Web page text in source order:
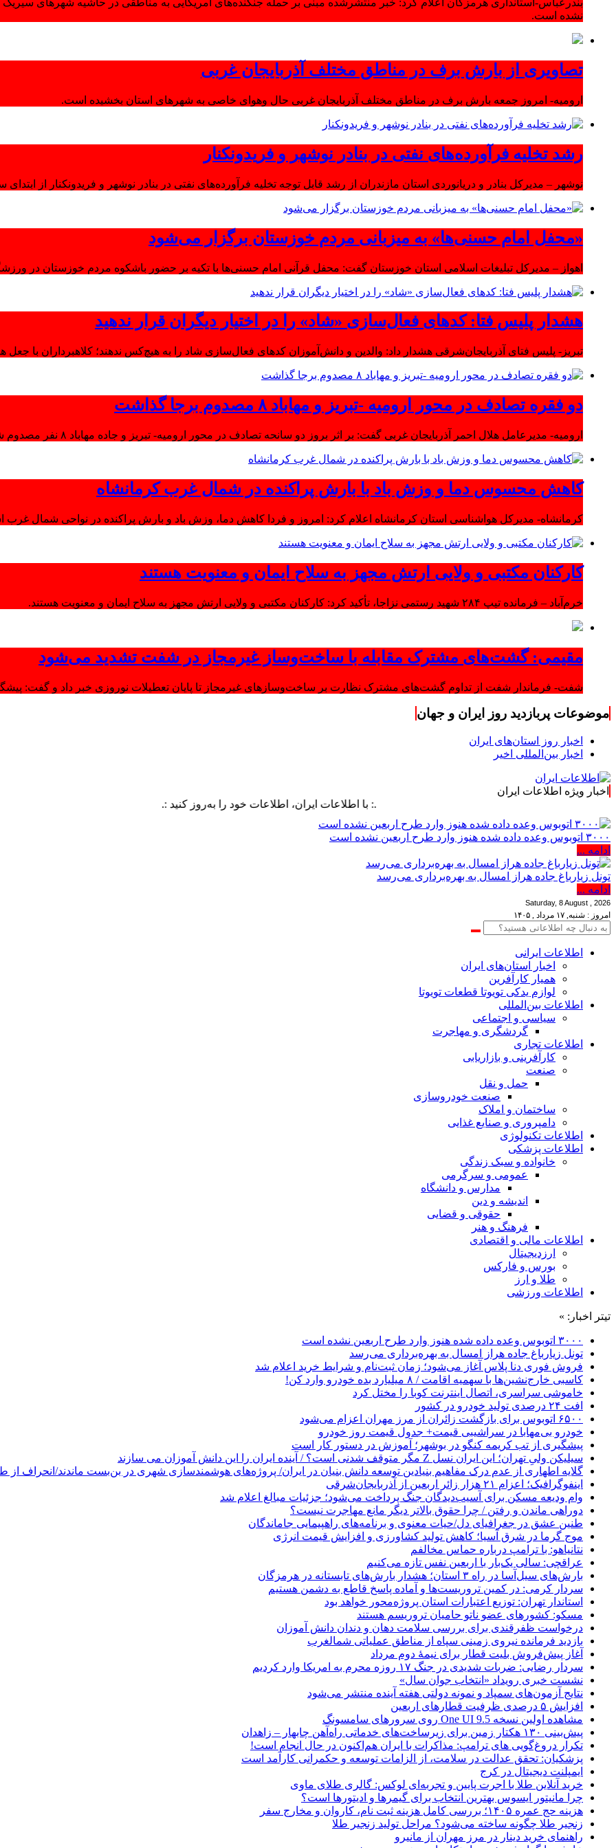
بندرعباس-استانداری هرمزگان اعلام کرد: خبر منتشرشده مبنی بر حمله جنگنده‌های آمریکایی به مناطقی در حاشیه شهرهای
نشده است.
تصاویری از بارش برف در مناطق مختلف آذربایجان غربی
ارومیه- امروز جمعه بارش برف در مناطق مختلف آذربایجان غربی حال وهوای خاصی به شهرهای استان بخشیده است.
رشد تخلیه فرآورده‌های نفتی در بنادر نوشهر و فریدونکنار
نوشهر – مدیرکل بنادر و دریانوردی استان مازندران از رشد قابل توجه تخلیه فرآورده‌های نفتی در بنادر نوشهر و فریدونکنار از
«محفل امام حسنی‌ها» به میزبانی مردم خوزستان برگزار می‌شود
اهواز – مدیرکل تبلیغات اسلامی استان خوزستان گفت: محفل قرآنی امام حسنی‌ها با تکیه بر حضور باشکوه مردم خوزستان در
هشدار پلیس فتا: کدهای فعال‌سازی «شاد» را در اختیار دیگران قرار ندهید
تبریز- پلیس فتای آذربایجان‌شرقی هشدار داد: والدین و دانش‌آموزان کدهای فعال‌سازی شاد را به هیچ‌کس ندهند؛ کلاهبرداران با
دو فقره تصادف در محور ارومیه -تبریز و مهاباد ۸ مصدوم برجا گذاشت
ارومیه- مدیرعامل هلال احمر آذربایجان غربی گفت: بر اثر بروز دو سانحه تصادف در محور ارومیه- تبریز و جاده مهاباد ۸ نفر مصدوم شدند.
کاهش محسوس دما و وزش باد با بارش پراکنده در شمال غرب کرمانشاه
کرمانشاه- مدیرکل هواشناسی استان کرمانشاه اعلام کرد: امروز و فردا کاهش دما، وزش باد و بارش پراکنده در نواحی شمال
کارکنان مکتبی و ولایی ارتش مجهز به سلاح ایمان و معنویت هستند
خرم‌آباد – فرمانده تیپ ۲۸۴ شهید رستمی نزاجا، تأکید کرد: کارکنان مکتبی و ولایی ارتش مجهز به سلاح ایمان و معنویت هستند.
مقیمی: گشت‌های مشترک مقابله با ساخت‌وساز غیرمجاز در شفت تشدید می‌شود
شفت- فرماندار شفت از تداوم گشت‌های مشترک نظارت بر ساخت‌وسازهای غیرمجاز تا پایان تعطیلات نوروزی خبر داد و گفت:
موضوعات پربازدید روز ایران و جهان
اخبار روز استان‌های ایران
اخبار بین‌المللی اخیر
اخبار ویژه اطلاعات ایران
.: با اطلاعات ایران، اطلاعات خود را به‌روز کنید :.
۳۰۰۰ اتوبوس وعده داده شده هنوز وارد طرح اربعین نشده است
ادامه ...
تونل زیارباغ جاده هراز امسال به بهره‌برداری می‌رسد
ادامه ...
Saturday, 8 August , 2026
امروز : شنبه, ۱۷ مرداد , ۱۴۰۵
اطلاعات‌ ‎ایرانی
اخبار استان‌های ایران
همیار کارآفرین
لوازم یدکی تویوتا قطعات تویوتا
اطلاعات بین‌المللی
سیاسی و اجتماعی
گردشگری و مهاجرت
اطلاعات تجاری
کارآفرینی و بازاریابی
صنعت
حمل و نقل
صنعت خودروسازی
ساختمان و املاک
دامپروری و صنایع غذایی
اطلاعات تکنولوژی
اطلاعات پزشکی
خانواده و سبک زندگی
عمومی و سرگرمی
مدارس و دانشگاه
اندیشه و دین
حقوقی و قضایی
فرهنگ و هنر
اطلاعات مالی و اقتصادی
ارزدیجیتال
بورس و فارکس
طلا و ارز
اطلاعات ورزشی
تیتر اخبار: »
۳۰۰۰ اتوبوس وعده داده شده هنوز وارد طرح اربعین نشده است
تونل زیارباغ جاده هراز امسال به بهره‌برداری می‌رسد
فروش فوری دنا پلاس آغاز می‌شود؛ زمان ثبت‌نام و شرایط خرید اعلام شد
کاسبی خارج‌نشین‌ها با سهمیه اقامت / ۸ میلیارد بده خودرو وارد کن!
خاموشی سراسری، اتصال اینترنت کوبا را مختل کرد
افت ۲۴ درصدی تولید خودرو در کشور
۶۵۰۰ اتوبوس برای بازگشت زائران از مرز مهران اعزام می‌شود
خودرو بی‌مهابا در سراشیبی قیمت+ جدول قیمت روز خودرو
پیشگیری از تب کریمه کنگو در بوشهر؛ آموزش در دستور کار است
سیلیکن ولیِ تهران؛ این ایران نسل Z مگر متوقف شدنی است؟ / آینده ایران را این دانش آموزان می سازند
گلایه اطهاری از عدم درک مفاهیم بنیادین توسعه دانش بنیان در ایران/ پروژه‌های هوشمندسازی شهری در بن‌بست ماندند/انحراف از طرح جامع ۱۳۸۶ به
اینفوگرافیک؛ اعزام ۲۱ هزار زائر اربعین از آذربایجان‌شرقی
وام ودیعه مسکن برای آسیب‌دیدگان جنگ پرداخت می‌شود؛ جزئیات مبالغ اعلام شد
دوراهی ماندن و رفتن / چرا حقوق بالاتر دیگر مانع مهاجرت نیست؟
طنین عشق در جغرافیای دل/حیات معنوی و برنامه‌های راهپیمایی جاماندگان
موج گرما در شرق آسیا؛ کاهش تولید کشاورزی و افزایش قیمت انرژی
نتانیاهو: با ترامپ درباره حماس مخالفم
عراقچی: سالی یک‌بار با اربعین نفس تازه می‌کنیم
بارش‌های سیل‌آسا در راه ۳ استان؛ هشدار بارش‌های تابستانه در هرمزگان
سردار کرمی: در کمین تروریست‌ها و آماده پاسخ قاطع به دشمن هستیم
استاندار تهران: توزیع اعتبارات استان پروژه‌محور خواهد بود
مسکو: کشورهای عضو ناتو حامیان تروریسم هستند
درخواست ظفرقندی برای بررسی سلامت دهان و دندان دانش آموزان
بازدید فرمانده نیروی زمینی سپاه از مناطق عملیاتی شمالغرب
آغاز پیش‌فروش بلیت قطار برای نیمۀ دوم مرداد
سردار رضایی: ضربات شدیدی در جنگ ۱۷ روزه محرم به امریکا وارد کردیم
نشست خبری رویداد «انتخاب جوان سال»
نتایج آزمون‌های سمپاد و نمونه دولتی هفته آینده منتشر می‌شود
افزایش ۵ درصدی ظرفیت قطارهای اربعین
مشاهده اولین نسخه One UI 9.5 روی سرورهای سامسونگ
پیش‌بینی ۱۳۰ هکتار زمین برای زیرساخت‌های خدماتی راه‌آهن چابهار – زاهدان
تکرار دروغ‌گویی های ترامپ: مذاکرات با ایران هم‌اکنون در حال انجام است!
پزشکیان: تحقق عدالت در سلامت، از الزامات توسعه و حکمرانی کارآمد است
ایمپلنت دیجیتال در کرج
خرید آنلاین طلا با اجرت پایین و تجربه‌ای لوکس: گالری طلای ماوی
چرا مانیتور ایسوس بهترین انتخاب برای گیمرها و ادیتورها است؟
هزینه حج عمره ۱۴۰۵؛ بررسی کامل هزینه ثبت نام، کاروان و مخارج سفر
زنجیر طلا چگونه ساخته می‌شود؟ مراحل تولید زنجیر طلا
راهنمای خرید دینار در مرز مهران از مانیرو